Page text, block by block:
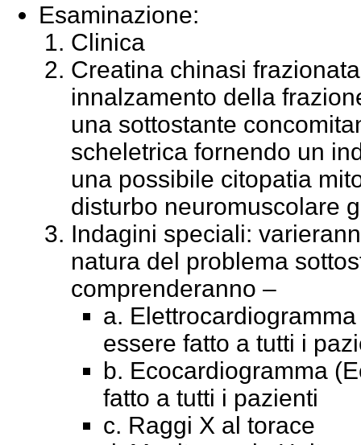
Esaminazione:
Clinica
Creatina chinasi
innalzamento della
una sottostante
scheletrica fornendo un
una possibile citopatia
disturbo neuromuscolare
Indagini speciali:
natura del problema
comprenderanno –
a.
essere fatto a tutti i
b. Ecocardiogramma
fatto a tutti i pazienti
c. Raggi X al torace